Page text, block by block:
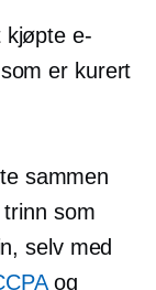
kjøpte e-
er kurert
sammen
som
selv med
og